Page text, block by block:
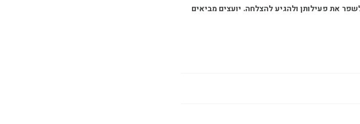
את פעילותן ולהגיע להצלחה. יועצים מביאים